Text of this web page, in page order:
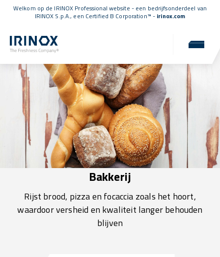
Welkom op de IRINOX Professional website - een bedrijfsonderdeel van
IRINOX S.p.A., een Certified B Corporation™ - irinox.com
Bakkerij
Rijst brood, pizza en focaccia zoals het hoort,
waardoor versheid en kwaliteit langer behouden
blijven